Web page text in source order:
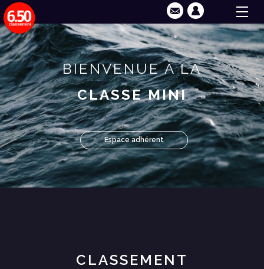
BIENVENUE À LA
CLASSE MINI
Espace adhérent
CLASSEMENT